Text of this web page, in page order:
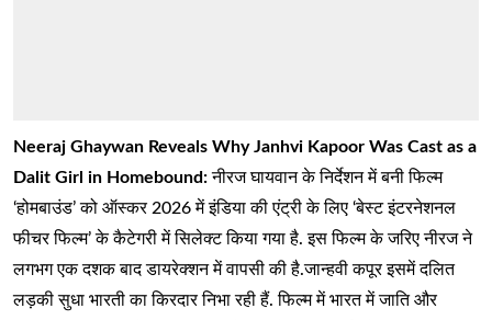
Neeraj Ghaywan Reveals Why Janhvi Kapoor Was Cast as a
Dalit Girl in Homebound:नीरज घायवान के निर्देशन में बनी फिल्म
‘होमबाउंड’ को ऑस्कर 2026 में इंडिया की एंट्री के लिए ‘बेस्ट इंटरनेशनल
फीचर फिल्म’ के कैटेगरी में सिलेक्ट किया गया है. इस फिल्म के जरिए नीरज ने
लगभग एक दशक बाद डायरेक्शन में वापसी की है.जान्हवी कपूर इसमें दलित
लड़की सुधा भारती का किरदार निभा रही हैं. फिल्म में भारत में जाति और